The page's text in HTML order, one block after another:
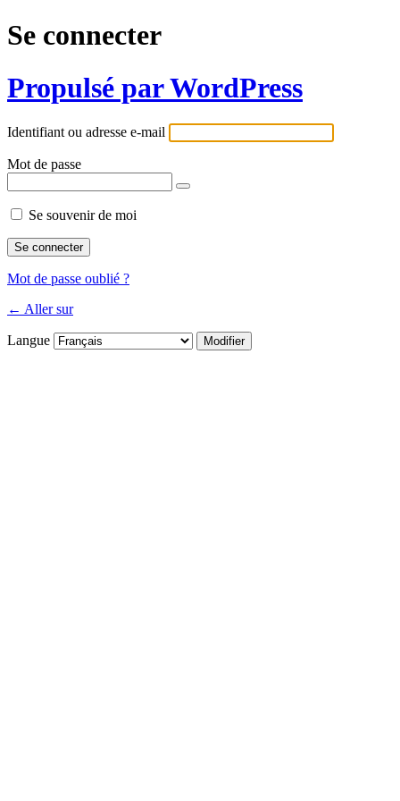
Se connecter
Propulsé par WordPress
Identifiant ou adresse e-mail
Mot de passe
Se souvenir de moi
Mot de passe oublié ?
← Aller sur
Langue